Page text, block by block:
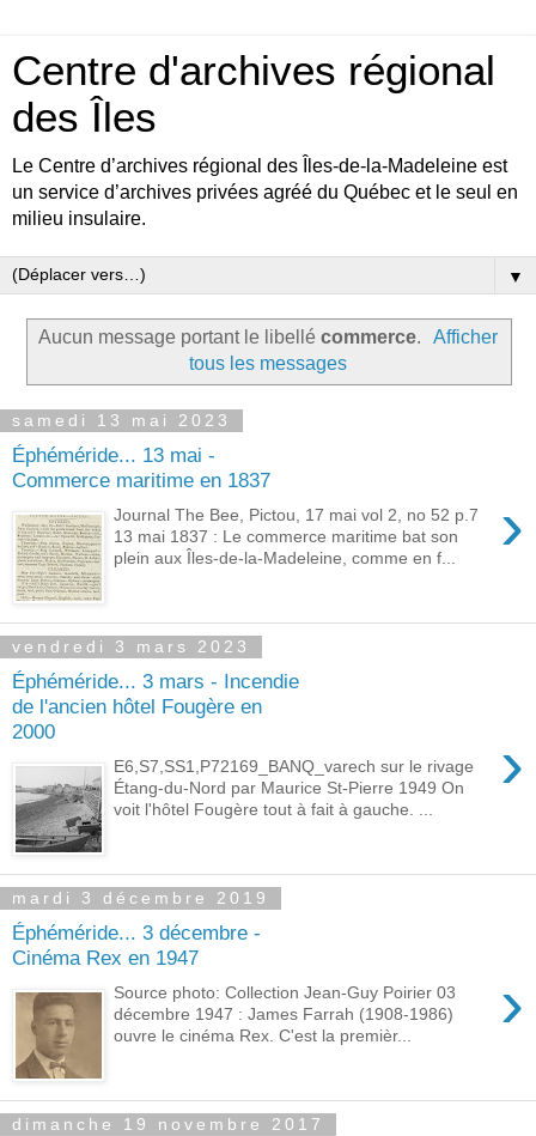
Centre d'archives régional
des Îles
Le Centre d’archives régional des Îles-de-la-Madeleine est
un service d’archives privées agréé du Québec et le seul en
milieu insulaire.
▼
Aucun message portant le libellé commerce.
Afficher
tous les messages
samedi 13 mai 2023
Éphéméride... 13 mai -
Commerce maritime en 1837
›
Journal The Bee, Pictou, 17 mai vol 2, no 52 p.7
13 mai 1837 : Le commerce maritime bat son
plein aux Îles-de-la-Madeleine, comme en f...
vendredi 3 mars 2023
Éphéméride... 3 mars - Incendie
de l'ancien hôtel Fougère en
2000
›
E6,S7,SS1,P72169_BANQ_varech sur le rivage
Étang-du-Nord par Maurice St-Pierre 1949 On
voit l'hôtel Fougère tout à fait à gauche. ...
mardi 3 décembre 2019
Éphéméride... 3 décembre -
Cinéma Rex en 1947
›
Source photo: Collection Jean-Guy Poirier 03
décembre 1947 : James Farrah (1908-1986)
ouvre le cinéma Rex. C'est la premièr...
dimanche 19 novembre 2017